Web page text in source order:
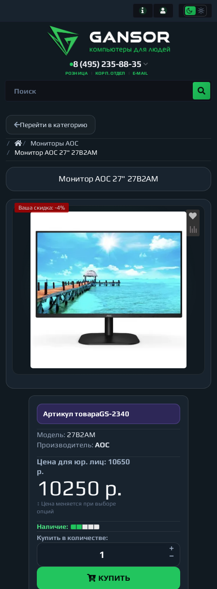
8 (495) 235-88-35
РОЗНИЦА КОРП. ОТДЕЛ E-MAIL
Перейти в категорию
Мониторы AOC
Монитор AOC 27" 27B2AM
Монитор AOC 27" 27B2AM
Ваша скидка: -4%
Артикул товараGS-2340
Модель: 27B2AM
Производитель: AOC
Цена для юр. лиц: 10650
р.
10250 р.
↕ Цена меняется при выборе
опций
Наличие:
Купить в количестве:
КУПИТЬ